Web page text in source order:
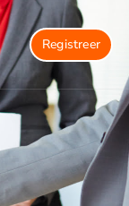
Registreer